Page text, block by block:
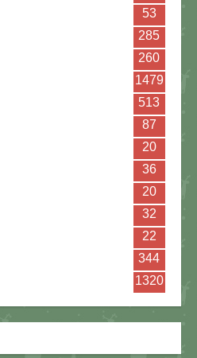
53
285
260
1479
513
87
20
36
20
32
22
344
1320